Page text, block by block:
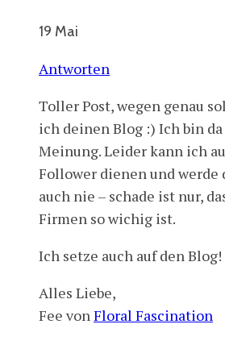
19 Mai
Antworten
Toller Post, wegen genau
ich deinen Blog :) Ich bin
Meinung. Leider kann ich
Follower dienen und werde
auch nie – schade ist nur,
Firmen so wichig ist.
Ich setze auch auf den Blog!
Alles Liebe,
Fee von Floral Fascination